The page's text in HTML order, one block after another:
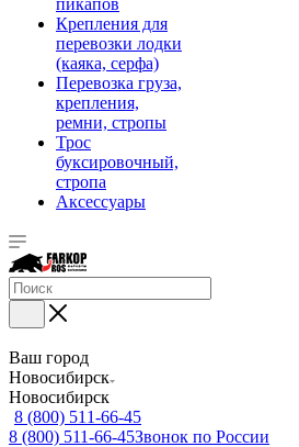
пикапов
Крепления для
перевозки лодки
(каяка, серфа)
Перевозка груза,
крепления,
ремни, стропы
Трос
буксировочный,
стропа
Аксессуары
Ваш город
Новосибирск
Новосибирск
8 (800) 511-66-45
8 (800) 511-66-45Звонок по России